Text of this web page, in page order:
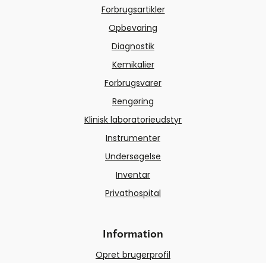
Forbrugsartikler
Opbevaring
Diagnostik
Kemikalier
Forbrugsvarer
Rengøring
Klinisk laboratorieudstyr
Instrumenter
Undersøgelse
Inventar
Privathospital
Information
Opret brugerprofil